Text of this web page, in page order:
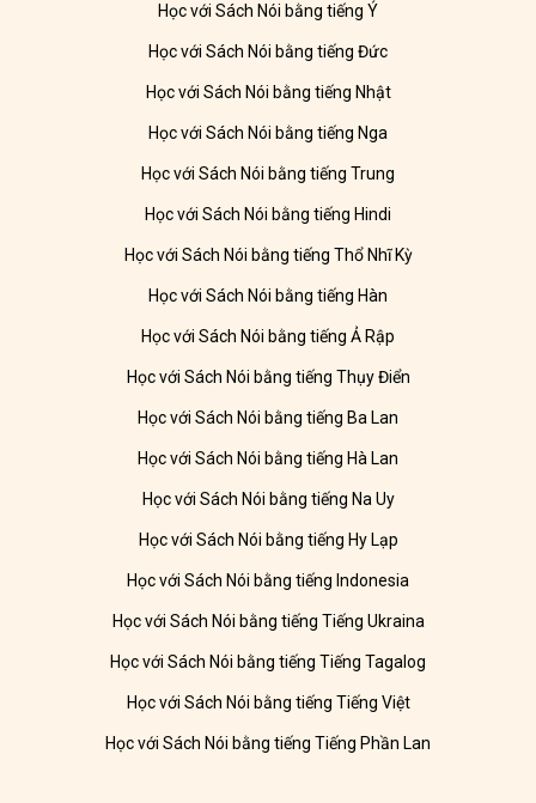
Học với Sách Nói bằng tiếng Ý
Học với Sách Nói bằng tiếng Đức
Học với Sách Nói bằng tiếng Nhật
Học với Sách Nói bằng tiếng Nga
Học với Sách Nói bằng tiếng Trung
Học với Sách Nói bằng tiếng Hindi
Học với Sách Nói bằng tiếng Thổ Nhĩ Kỳ
Học với Sách Nói bằng tiếng Hàn
Học với Sách Nói bằng tiếng Ả Rập
Học với Sách Nói bằng tiếng Thụy Điển
Học với Sách Nói bằng tiếng Ba Lan
Học với Sách Nói bằng tiếng Hà Lan
Học với Sách Nói bằng tiếng Na Uy
Học với Sách Nói bằng tiếng Hy Lạp
Học với Sách Nói bằng tiếng Indonesia
Học với Sách Nói bằng tiếng Tiếng Ukraina
Học với Sách Nói bằng tiếng Tiếng Tagalog
Học với Sách Nói bằng tiếng Tiếng Việt
Học với Sách Nói bằng tiếng Tiếng Phần Lan